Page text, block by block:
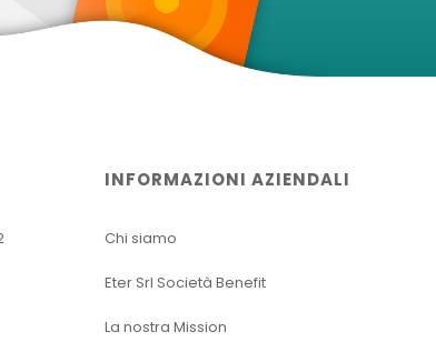
INFORMAZIONI AZIENDALI
Chi siamo
Eter Srl Società Benefit
La nostra Mission